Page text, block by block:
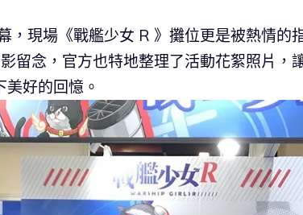
，現場《戰艦少女 R 》攤位更是被熱情的
留念，官方也特地整理了活動花絮照片，
好的回憶。